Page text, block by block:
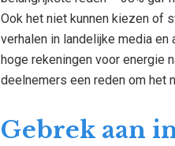
Ook het niet kunnen kiezen of
verhalen in landelijke media en
hoge rekeningen voor energie
deelnemers een reden om het
Gebrek aan